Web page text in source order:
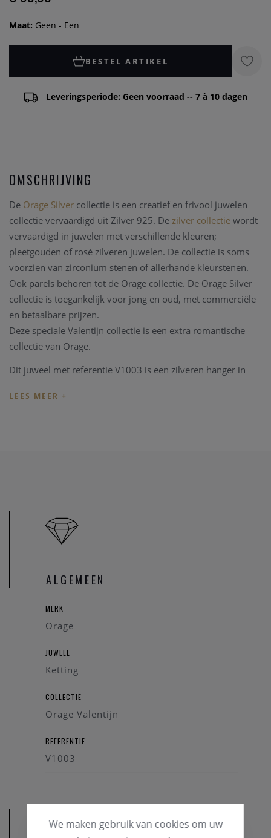
Maat: Geen - Een
BESTEL ARTIKEL
Leveringsperiode: Geen voorraad -- 7 à 10 dagen
OMSCHRIJVING
De Orage Silver collectie is een creatief en frivool juwelen
collectie vervaardigd uit Zilver 925. De zilver collectie wordt
vervaardigd in juwelen met verschillende kleuren;
pleetgouden of rosé zilveren juwelen. De collectie is soms
voorzien van zirconium stenen of allerhande kleurstenen.
Ook parels behoren tot de Orage collectie. De Orage Silver
collectie is toegankelijk voor jong en oud, met commerciële
en betaalbare prijzen.
Deze speciale Valentijn collectie is een extra romantische
collectie van Orage.
Dit juweel met referentie V1003 is een zilveren hanger in
vervaardigd uit zilver 925. Zirconium stenen zijn terug te
naar uw wens en smaak.
Heeft u verder vragen kan u steeds
ALGEMEEN
MERK
Orage
JUWEEL
Ketting
COLLECTIE
Orage Valentijn
REFERENTIE
V1003
We maken gebruik van cookies om uw